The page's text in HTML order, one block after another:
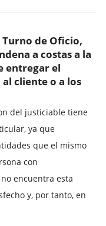
de Oficio,
a costas a la
entregar el
cliente o a los
del justiciable tiene
ya que
que el mismo
con
encuentra esta
y, por tanto, en